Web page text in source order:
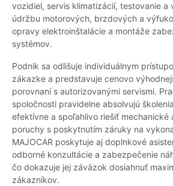
vozidiel, servis klimatizácií, testovanie a
údržbu motorových, brzdových a
opravy elektroinštalácie a montáže
systémov.
Podnik sa odlišuje individuálnym
zákazke a predstavuje cenovo
porovnaní s autorizovanými servismi.
spoločnosti pravidelne absolvujú
efektívne a spoľahlivo riešiť mechanické
poruchy s poskytnutím záruky na
MAJOCAR poskytuje aj doplnkové
odborné konzultácie a zabezpečenie
čo dokazuje jej záväzok dosiahnuť
zákazníkov.